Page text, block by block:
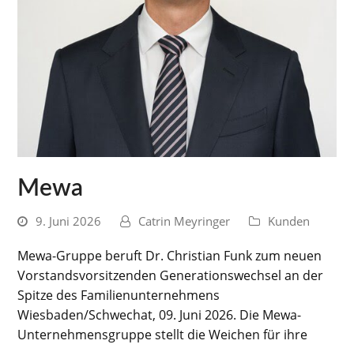
Mewa
9. Juni 2026 Catrin Meyringer Kunden
Mewa-Gruppe beruft Dr. Christian Funk zum neuen
Vorstandsvorsitzenden Generationswechsel an der
Spitze des Familienunternehmens
Wiesbaden/Schwechat, 09. Juni 2026. Die Mewa-
Unternehmensgruppe stellt die Weichen für ihre